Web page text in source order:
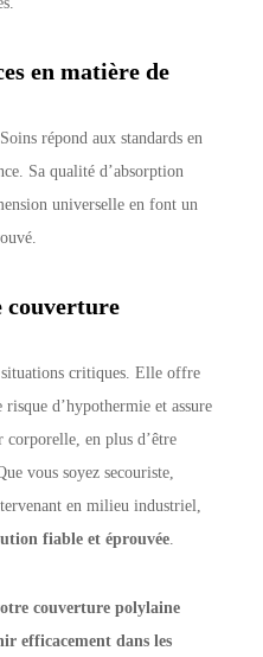
en matière de
répond aux standards en
Sa qualité d’absorption
universelle en font un
couverture
situations critiques. Elle offre
d’hypothermie et assure
en plus d’être
vous soyez secouriste,
en milieu industriel,
fiable et éprouvée
couverture polylaine
efficacement dans les